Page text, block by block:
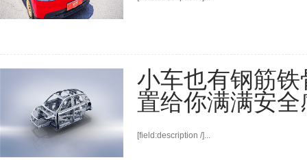
小车也有钢筋
置给你满满安全
[field:description /]...